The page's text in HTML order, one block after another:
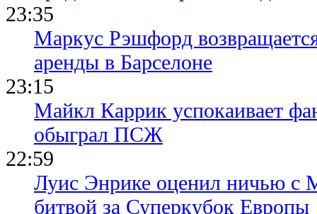
23:35
Маркус Рэшфорд
аренды в Барселоне
23:15
Майкл Каррик успокаивает
обыграл ПСЖ
22:59
Луис Энрике оценил ничью с
битвой за Суперкубок Европы